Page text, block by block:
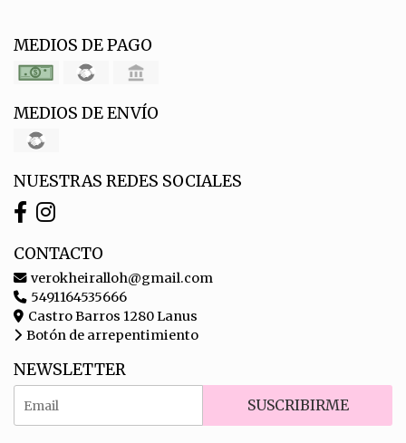
MEDIOS DE PAGO
MEDIOS DE ENVÍO
NUESTRAS REDES SOCIALES
CONTACTO
verokheiralloh@gmail.com
5491164535666
Castro Barros 1280 Lanus
Botón de arrepentimiento
NEWSLETTER
SUSCRIBIRME